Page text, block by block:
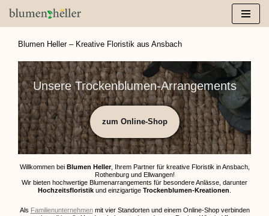
Zum
springen
Blumen Heller – Kreative Floristik aus Ansbach
Unsere Trockenblumen-Arrangements
zum Online-Shop
Willkommen bei Blumen Heller, Ihrem Partner für kreative Floristik in Ansbach,
Rothenburg und Ellwangen!
Wir bieten hochwertige Blumenarrangements für besondere Anlässe, darunter
Hochzeitsfloristik und einzigartige Trockenblumen-Kreationen
Als Familienunternehmenmit vier Standorten und einem Online-Shop verbinden